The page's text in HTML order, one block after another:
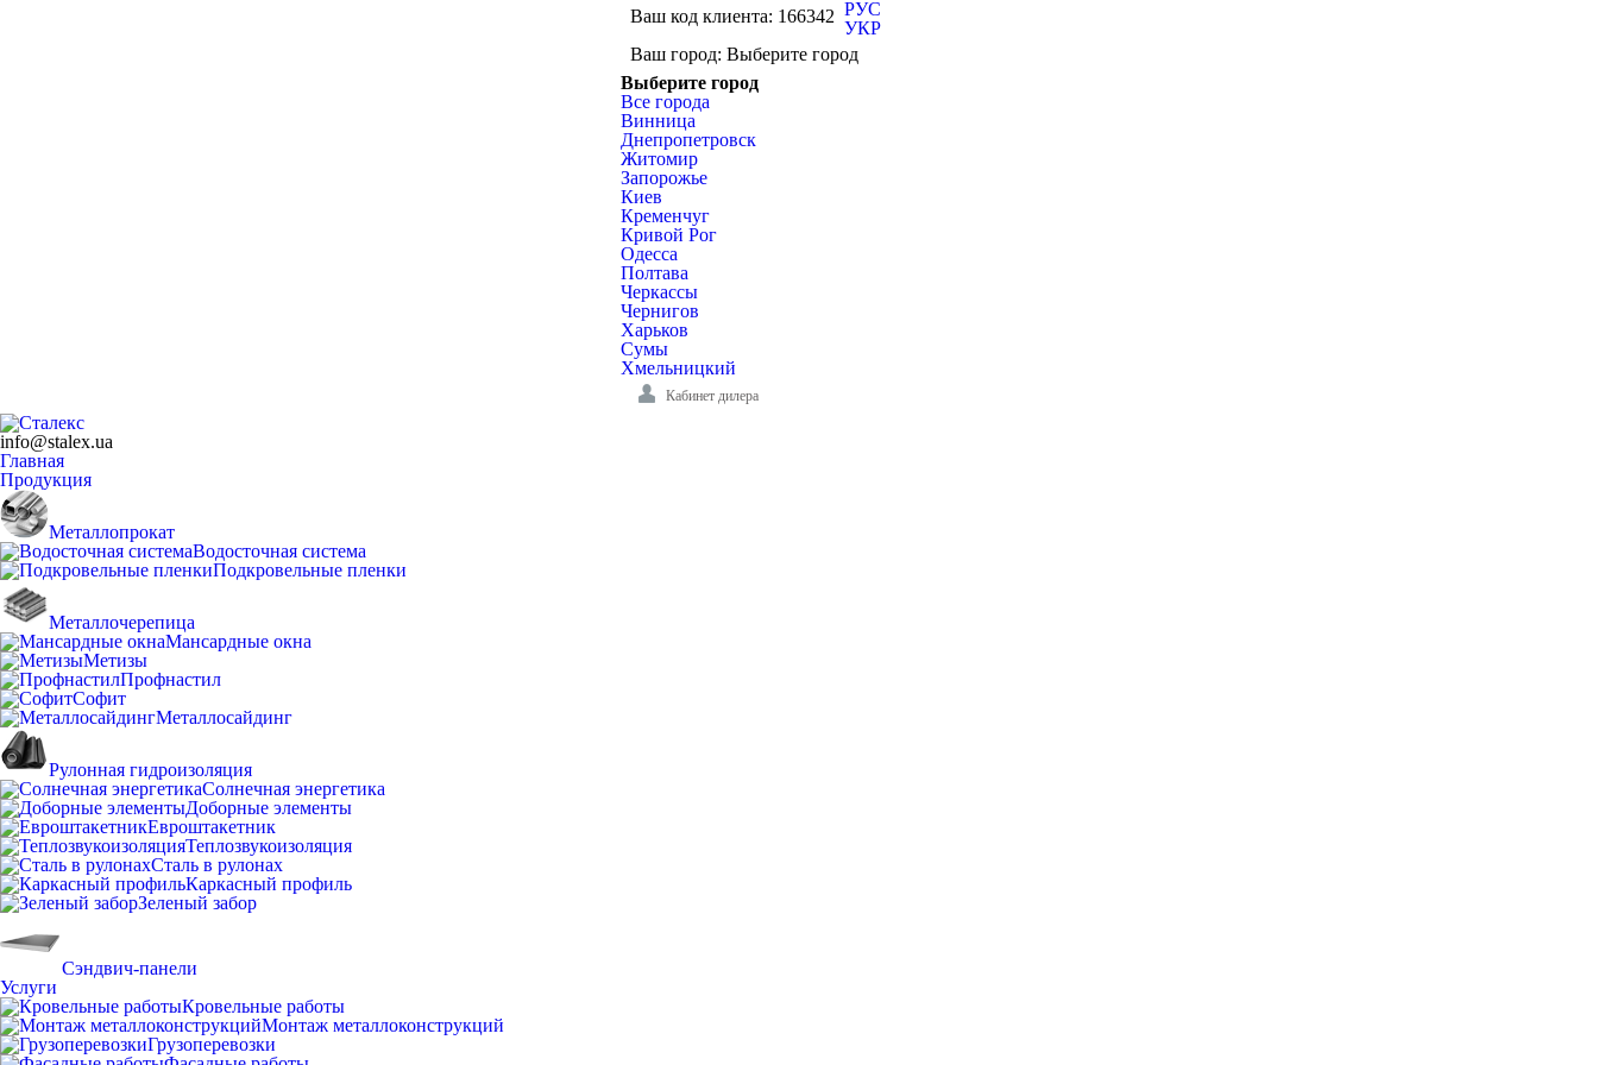
Ваш код клиента: 166342 РУС
УКР
Ваш город: Выберите город
Выберите город
Все города
Винница
Днепропетровск
Житомир
Запорожье
Киев
Кременчуг
Кривой Рог
Одесса
Полтава
Черкассы
Чернигов
Харьков
Сумы
Хмельницкий
Кабинет дилера
info@stalex.ua
Главная
Продукция
Металлопрокат
Водосточная система
Подкровельные пленки
Металлочерепица
Мансардные окна
Метизы
Профнастил
Софит
Металлосайдинг
Рулонная гидроизоляция
Солнечная энергетика
Доборные элементы
Евроштакетник
Теплозвукоизоляция
Сталь в рулонах
Каркасный профиль
Зеленый забор
Сэндвич-панели
Услуги
Кровельные работы
Монтаж металлоконструкций
Грузоперевозки